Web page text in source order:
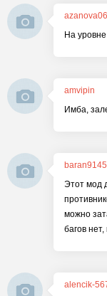
На уровне
amvipin
Имба,
baran9145
Этот мод
можно
багов
alencik-